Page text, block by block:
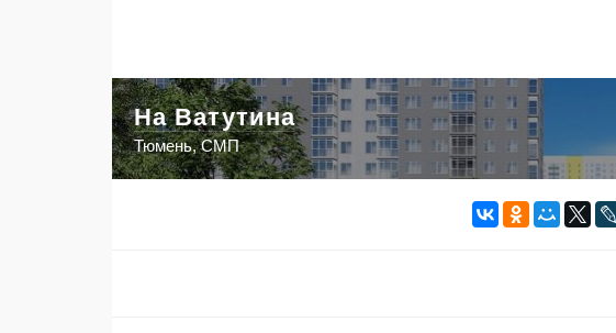
На Ватутина
Тюмень, СМП